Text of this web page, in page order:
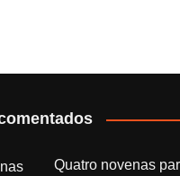
Quatro novenas